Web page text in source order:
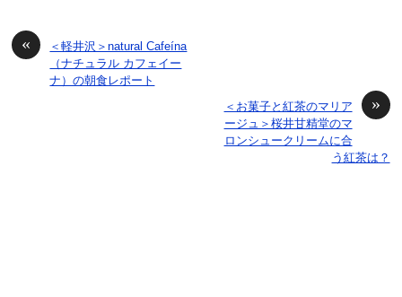
«
＜軽井沢＞natural Cafeína
（ナチュラル カフェイー
ナ）の朝食レポート
»
＜お菓子と紅茶のマリア
ージュ＞桜井甘精堂のマ
ロンシュークリームに合
う紅茶は？